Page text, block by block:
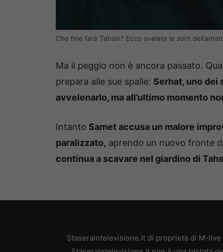
Che fine farà Tahsin? Ecco svelate le sorti
Ma il peggio non è ancora passato.
prepara alle sue spalle: Serhat, uno dei
avvelenarlo, ma all’ultimo momento
Intanto Samet accusa un malore
paralizzato, aprendo un nuovo fronte
continua a scavare nel giardino di
Staseraintelevisione.it di proprietà di M-live